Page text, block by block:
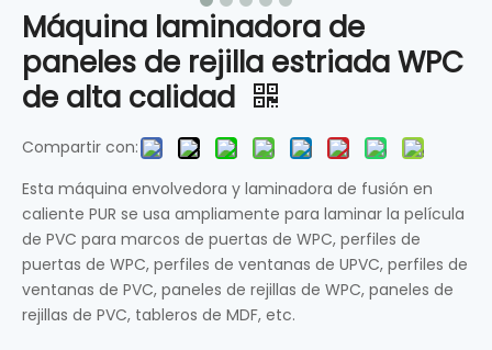
Máquina laminadora de
paneles de rejilla estriada WPC
de alta calidad
Compartir con:
Esta máquina envolvedora y laminadora de fusión en
caliente PUR se usa ampliamente para laminar la película
de PVC para marcos de puertas de WPC, perfiles de
puertas de WPC, perfiles de ventanas de UPVC, perfiles de
ventanas de PVC, paneles de rejillas de WPC, paneles de
rejillas de PVC, tableros de MDF, etc.